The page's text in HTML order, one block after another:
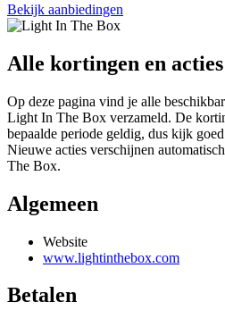
Bekijk aanbiedingen
Alle kortingen en acties
Op deze pagina vind je alle
Light In The Box verzameld. De
bepaalde periode geldig, dus kijk
Nieuwe acties verschijnen
The Box.
Algemeen
Website
www.lightinthebox.com
Betalen